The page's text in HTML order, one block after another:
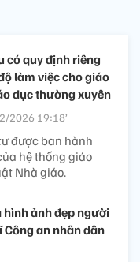
có quy định riêng
làm việc cho giáo
dục thường xuyên
2026 19:18’
được ban hành
hệ thống giáo
Nhà giáo.
hình ảnh đẹp người
Công an nhân dân